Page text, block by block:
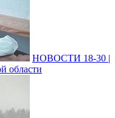
НОВОСТИ 18-30 |
области